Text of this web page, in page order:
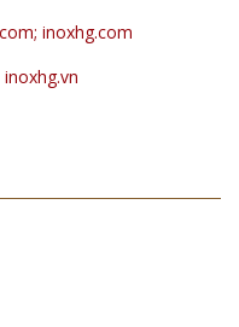
inoxhg.com